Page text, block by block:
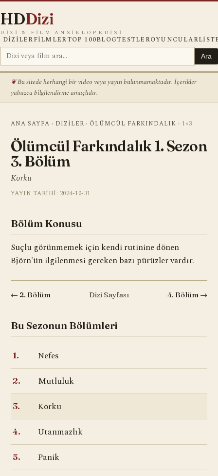
HDDizi
DIZI & FILM ANSIKLOPEDISI
DIZILERFILMLERTOP 100BLOGTESTLEROYUNCULAR
Ara
Bu sitede herhangi bir video veya yayın bulunmamaktadır. İçerikler
yalnızca bilgilendirme amaçlıdır.
ANA SAYFA › DIZILER › ÖLÜMCÜL FARKINDALIK › 1×3
Ölümcül Farkındalık 1. Sezon
3. Bölüm
Korku
YAYIN TARIHI: 2024-10-31
Bölüm Konusu
Suçlu görünmemek için kendi rutinine dönen
Björn'ün ilgilenmesi gereken bazı pürüzler vardır.
← 2. Bölüm Dizi Sayfası 4. Bölüm →
Bu Sezonun Bölümleri
1. Nefes
2. Mutluluk
3. Korku
4. Utanmazlık
5. Panik